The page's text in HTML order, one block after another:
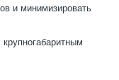
и минимизировать